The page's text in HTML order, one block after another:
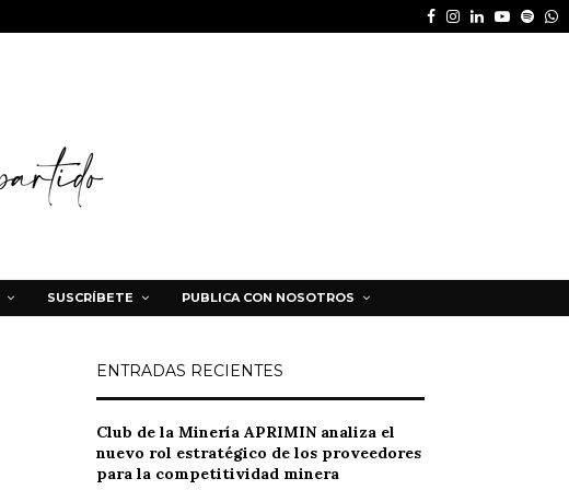
Facebook
Instagram
LinkedinYoutube
SUSCRÍBETE PUBLICA CON NOSOTROS
ENTRADAS RECIENTES
Club de la Minería APRIMIN analiza el
nuevo rol estratégico de los proveedores
para la competitividad minera